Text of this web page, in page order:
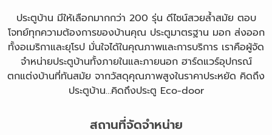
ประตูบ้าน มีให้เลือกมากกว่า 200 รุ่น ดีไซน์สวยล้ำสมัย ตอบ
โจทย์ทุกความต้องการของบ้านคุณ ประตูมาตรฐาน มอก ส่งออก
ทั้งอเมริกาและยุโรป มั่นใจได้ในคุณภาพและการบริการ เราคือผู้จัด
จำหน่ายประตูบ้านทั้งภายในและภายนอก ฮาร์ดแวร์อุปกรณ์
ตกแต่งบ้านที่ทันสมัย จากวัสดุคุณภาพสูงในราคาประหยัด คิดถึง
ประตูบ้าน…คิดถึงประตู Eco-door
สถานที่จัดจำหน่าย